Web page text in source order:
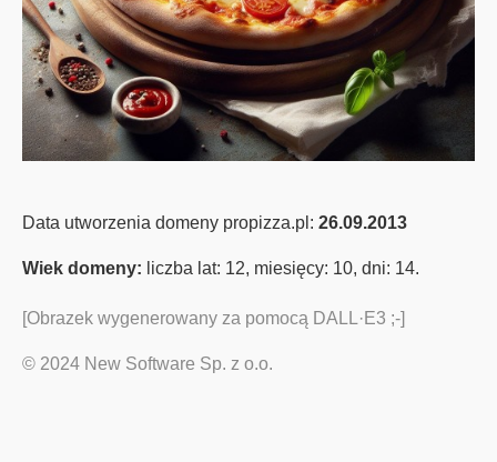
Data utworzenia domeny propizza.pl: 26.09.2013
Wiek domeny: liczba lat: 12, miesięcy: 10, dni: 14.
[Obrazek wygenerowany za pomocą DALL·E3 ;-]
© 2024 New Software Sp. z o.o.